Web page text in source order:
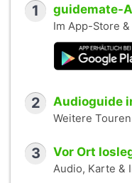
1 guidemate-
Im App-Store
2 Audioguide
Weitere
3 Vor Ort
Audio, Karte &